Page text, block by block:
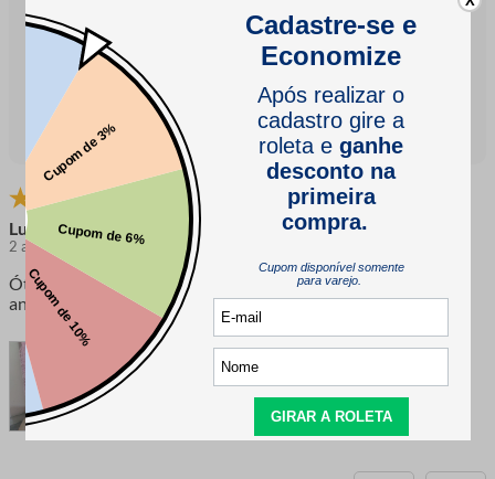
foram encontradas menções que critiquem o tamanho do
produto, mas em geral, há uma falta de feedback negativo
em relação a outros tópicos relevantes.
Aparência
Resumo gerado com base nas avaliações dos clientes
Luciana
2 anos atrás comprador verificado
Ótima qualidade. Comprei para fazer lembrancinhas de
aniversário.